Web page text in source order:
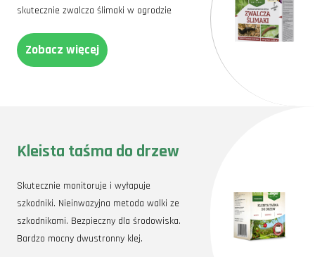
skutecznie zwalcza ślimaki w ogrodzie
Zobacz więcej
Kleista taśma do drzew
Skutecznie monitoruje i wyłapuje
szkodniki. Nieinwazyjna metoda walki ze
szkodnikami. Bezpieczny dla środowiska.
Bardzo mocny dwustronny klej.